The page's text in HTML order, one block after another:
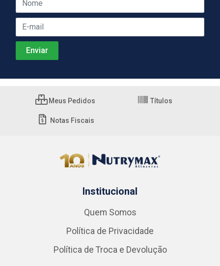
Meus Pedidos Títulos
Notas Fiscais
Institucional
Quem Somos
Política de Privacidade
Política de Troca e Devolução